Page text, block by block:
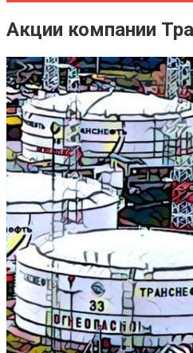
Акции компании